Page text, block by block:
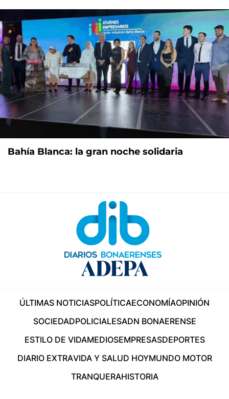
Bahía Blanca: la gran noche solidaria
ÚLTIMAS NOTICIASPOLÍTICAECONOMÍAOPINIÓN
SOCIEDADPOLICIALESADN BONAERENSE
ESTILO DE VIDAMEDIOSEMPRESASDEPORTES
DIARIO EXTRAVIDA Y SALUD HOYMUNDO MOTOR
TRANQUERAHISTORIA